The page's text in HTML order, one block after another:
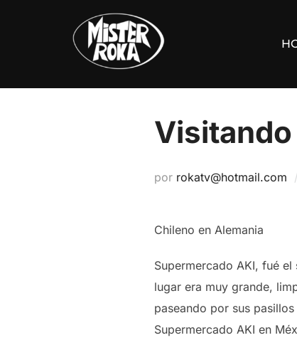
Visitando
por rokatv@hotmail.com
Chileno en Alemania
Supermercado AKI, fué
lugar era muy grande,
paseando por sus
Supermercado AKI en